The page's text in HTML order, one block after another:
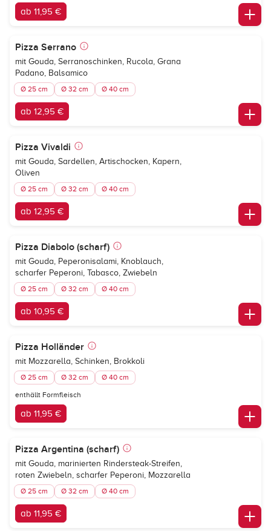
ab 11,95 €
Pizza Serrano
mit Gouda, Serranoschinken, Rucola, Grana
Padano, Balsamico
Ø 25 cm Ø 32 cm Ø 40 cm
ab 12,95 €
Pizza Vivaldi
mit Gouda, Sardellen, Artischocken, Kapern,
Oliven
Ø 25 cm Ø 32 cm Ø 40 cm
ab 12,95 €
Pizza Diabolo (scharf)
mit Gouda, Peperonisalami, Knoblauch,
scharfer Peperoni, Tabasco, Zwiebeln
Ø 25 cm Ø 32 cm Ø 40 cm
ab 10,95 €
Pizza Holländer
mit Mozzarella, Schinken, Brokkoli
Ø 25 cm Ø 32 cm Ø 40 cm
enthällt Formfleisch
ab 11,95 €
Pizza Argentina (scharf)
mit Gouda, marinierten Rindersteak-Streifen,
roten Zwiebeln, scharfer Peperoni, Mozzarella
Ø 25 cm Ø 32 cm Ø 40 cm
ab 11,95 €